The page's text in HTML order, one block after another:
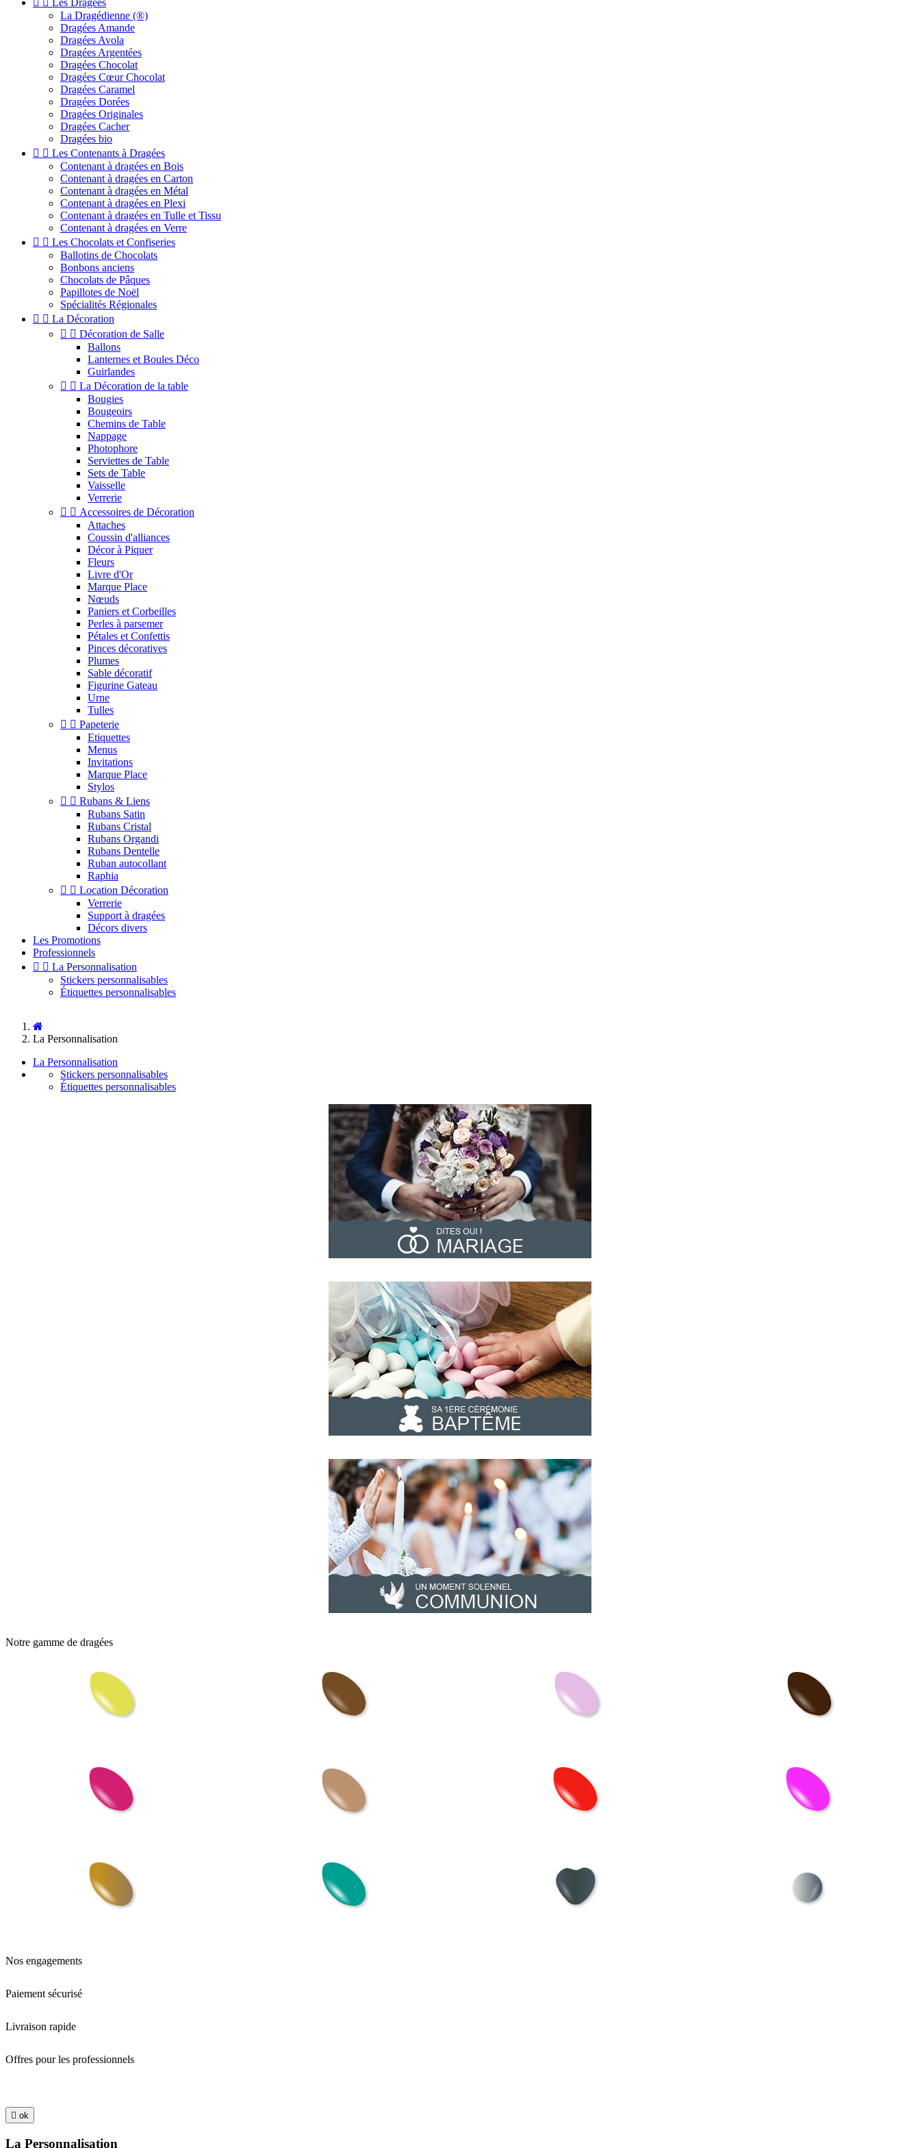
  Les Dragées
La Dragédienne (®)
Dragées Amande
Dragées Avola
Dragées Argentées
Dragées Chocolat
Dragées Cœur Chocolat
Dragées Caramel
Dragées Dorées
Dragées Originales
Dragées Cacher
Dragées bio
  Les Contenants à Dragées
Contenant à dragées en Bois
Contenant à dragées en Carton
Contenant à dragées en Métal
Contenant à dragées en Plexi
Contenant à dragées en Tulle et Tissu
Contenant à dragées en Verre
  Les Chocolats et Confiseries
Ballotins de Chocolats
Bonbons anciens
Chocolats de Pâques
Papillotes de Noël
Spécialités Régionales
  La Décoration
  Décoration de Salle
Ballons
Lanternes et Boules Déco
Guirlandes
  La Décoration de la table
Bougies
Bougeoirs
Chemins de Table
Nappage
Photophore
Serviettes de Table
Sets de Table
Vaisselle
Verrerie
  Accessoires de Décoration
Attaches
Coussin d'alliances
Décor à Piquer
Fleurs
Livre d'Or
Marque Place
Nœuds
Paniers et Corbeilles
Perles à parsemer
Pétales et Confettis
Pinces décoratives
Plumes
Sable décoratif
Figurine Gateau
Urne
Tulles
  Papeterie
Etiquettes
Menus
Invitations
Marque Place
Stylos
  Rubans & Liens
Rubans Satin
Rubans Cristal
Rubans Organdi
Rubans Dentelle
Ruban autocollant
Raphia
  Location Décoration
Verrerie
Support à dragées
Décors divers
Les Promotions
Professionnels
  La Personnalisation
Stickers personnalisables
Étiquettes personnalisables
La Personnalisation
La Personnalisation
Stickers personnalisables
Étiquettes personnalisables
Notre gamme de dragées
Nos engagements
Paiement sécurisé
Livraison rapide
Offres pour les professionnels
 ok
La Personnalisation